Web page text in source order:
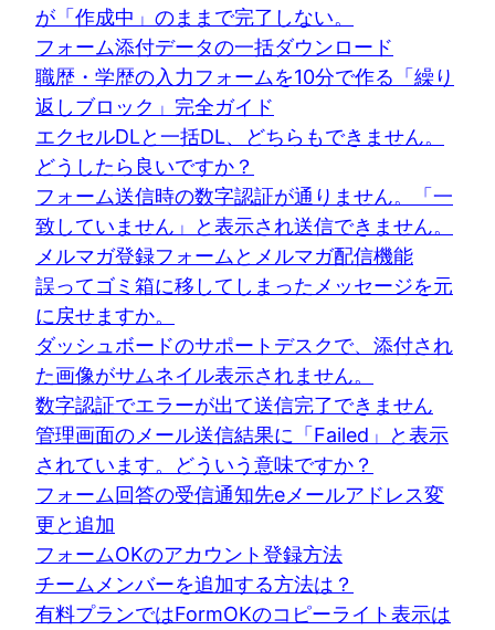
が「作成中」のままで完了しない。
フォーム添付データの一括ダウンロード
職歴・学歴の入力フォームを10分で作る「繰り
返しブロック」完全ガイド
エクセルDLと一括DL、どちらもできません。
どうしたら良いですか？
フォーム送信時の数字認証が通りません。「一
致していません」と表示され送信できません。
メルマガ登録フォームとメルマガ配信機能
誤ってゴミ箱に移してしまったメッセージを元
に戻せますか。
ダッシュボードのサポートデスクで、添付され
た画像がサムネイル表示されません。
数字認証でエラーが出て送信完了できません
管理画面のメール送信結果に「Failed」と表示
されています。どういう意味ですか？
フォーム回答の受信通知先eメールアドレス変
更と追加
フォームOKのアカウント登録方法
チームメンバーを追加する方法は？
有料プランではFormOKのコピーライト表示は